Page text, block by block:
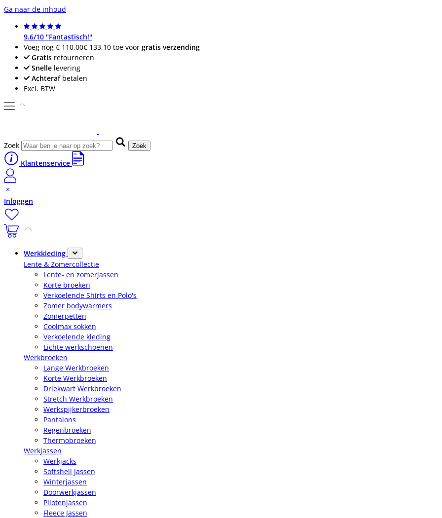
Ga naar de inhoud
9.6/10 "Fantastisch!"
Voeg nog € 110,00€ 133,10 toe voor gratis verzending
Gratis retourneren
Snelle levering
Achterafbetalen
Excl. BTW
Zoek Zoek
Klantenservice
Inloggen
Werkkleding
Lente & Zomercollectie
Lente- en zomerjassen
Korte broeken
Verkoelende Shirts en Polo's
Zomer bodywarmers
Zomerpetten
Coolmax sokken
Verkoelende kleding
Lichte werkschoenen
Werkbroeken
Lange Werkbroeken
Korte Werkbroeken
Driekwart Werkbroeken
Stretch Werkbroeken
Werkspijkerbroeken
Pantalons
Regenbroeken
Thermobroeken
Werkjassen
Werkjacks
Softshell Jassen
Winterjassen
Doorwerkjassen
Pilotenjassen
Fleece Jassen